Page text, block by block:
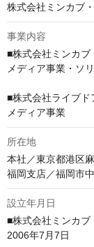
株式会社ミンカブ
事業内容
■株式会社ミンカブ
メディア事業・ソ
■株式会社ライブド
メディア事業
所在地
本社／​​東京都港区
福岡支店／福岡市
設立年月日
■株式会社ミンカブ
2006年7月7日